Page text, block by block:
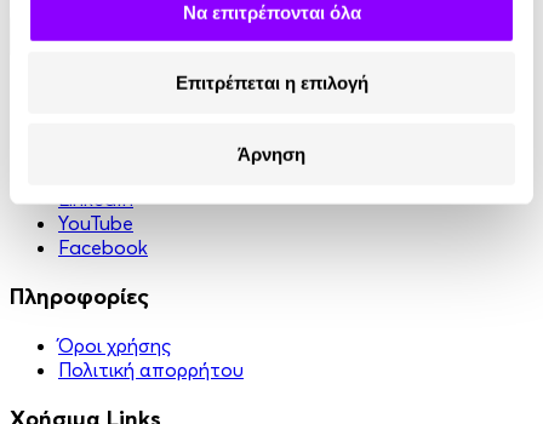
Να επιτρέπονται όλα
Επιτρέπεται η επιλογή
Άρνηση
LinkedIn
YouTube
Facebook
Πληροφορίες
Όροι χρήσης
Πολιτική απορρήτου
Χρήσιμα Links